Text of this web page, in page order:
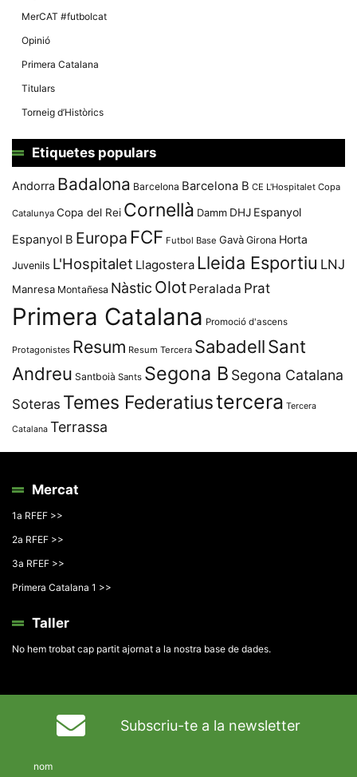
MerCAT #futbolcat
Opinió
Primera Catalana
Titulars
Torneig d’Històrics
Etiquetes populars
Andorra Badalona Barcelona Barcelona B CE L'Hospitalet Copa
Catalunya Copa del Rei Cornellà Damm DHJ Espanyol
Espanyol B Europa FCF Futbol Base Gavà Girona Horta
Juvenils L'Hospitalet Llagostera Lleida Esportiu LNJ
Manresa Montañesa Nàstic Olot Peralada Prat
Primera Catalana Promoció d'ascens
Protagonistes Resum Resum Tercera SabadellSant
Andreu Santboià Sants Segona B Segona Catalana
Soteras Temes Federatiustercera Tercera
Catalana Terrassa
Mercat
1a RFEF >>
2a RFEF >>
3a RFEF >>
Primera Catalana 1 >>
Taller
No hem trobat cap partit ajornat a la nostra base de dades.
Subscriu-te a la newsletter